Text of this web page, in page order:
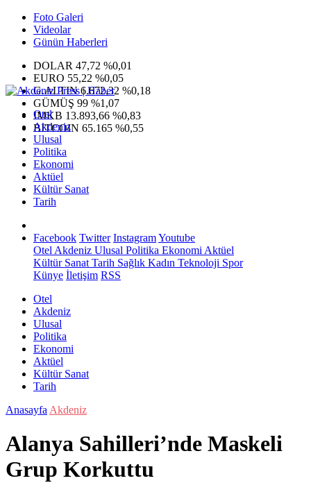
Foto Galeri
Videolar
Günün Haberleri
DOLAR 47,72 %0,01
EURO 55,22 %0,05
G.ALTIN6.672,32 %0,18
GÜMÜŞ 99 %1,07
IMKB 13.893,66 %0,83
BITCOIN 65.165 %0,55
Otel
Akdeniz
Ulusal
Politika
Ekonomi
Aktüel
Kültür Sanat
Tarih
Facebook Twitter InstagramYoutube
Otel Akdeniz Ulusal Politika Ekonomi Aktüel
Kültür Sanat Tarih Sağlık Kadın Teknoloji Spor
Künye İletişim RSS
Otel
Akdeniz
Ulusal
Politika
Ekonomi
Aktüel
Kültür Sanat
Tarih
Anasayfa Akdeniz
Alanya Sahilleri’nde Maskeli
Grup Korkuttu